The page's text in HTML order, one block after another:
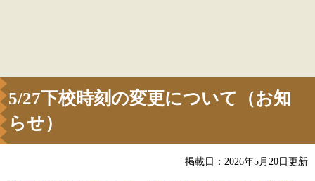
5/27下校時刻の変更について（お知
らせ）
掲載日：2026年5月20日更新